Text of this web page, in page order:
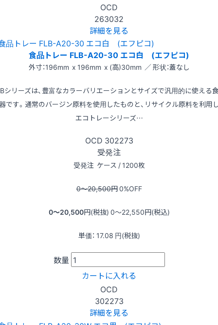
OCD
263032
詳細を見る
食品トレー FLB-A20-30 エコ白 (エフピコ)
外寸：196mm x 196mm x (高)30mm ／ 形状：蓋なし
シリーズは、豊富なカラーバリエーションとサイズで汎用的に使える
です。通常のバージン原料を使用したものと、リサイクル原料を利用
エコトレーシリーズ…
OCD 302273
受発注
受発注 ケース / 1200枚
0〜20,500円0%OFF
0〜20,500円(税抜) 0〜22,550円(税込)
単価： 17.08 円(税抜)
数量
カートに入れる
OCD
302273
詳細を見る